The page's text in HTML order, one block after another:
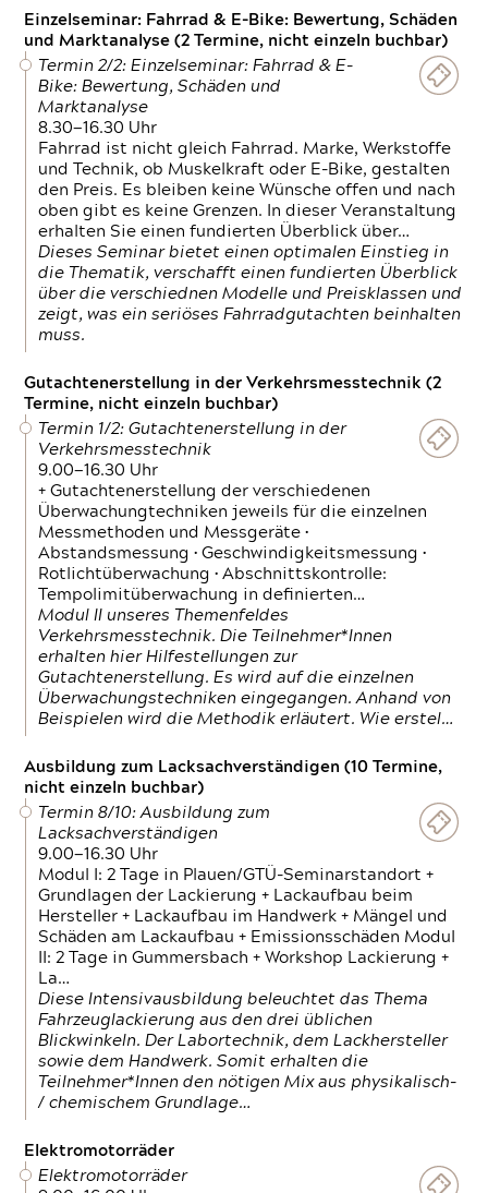
Einzelseminar: Fahrrad & E-Bike: Bewertung, Schäden
und Marktanalyse (2 Termine, nicht einzeln buchbar)
Termin 2/2: Einzelseminar: Fahrrad & E-
Bike: Bewertung, Schäden und
Marktanalyse
8.30—16.30 Uhr
Fahrrad ist nicht gleich Fahrrad. Marke, Werkstoffe
und Technik, ob Muskelkraft oder E-Bike, gestalten
den Preis. Es bleiben keine Wünsche offen und nach
oben gibt es keine Grenzen. In dieser Veranstaltung
erhalten Sie einen fundierten Überblick über…
Dieses Seminar bietet einen optimalen Einstieg in
die Thematik, verschafft einen fundierten Überblick
über die verschiednen Modelle und Preisklassen und
zeigt, was ein seriöses Fahrradgutachten beinhalten
muss.
Gutachtenerstellung in der Verkehrsmesstechnik (2
Termine, nicht einzeln buchbar)
Termin 1/2: Gutachtenerstellung in der
Verkehrsmesstechnik
9.00—16.30 Uhr
+ Gutachtenerstellung der verschiedenen
Überwachungtechniken jeweils für die einzelnen
Messmethoden und Messgeräte •
Abstandsmessung • Geschwindigkeitsmessung •
Rotlichtüberwachung • Abschnittskontrolle:
Tempolimitüberwachung in definierten…
Modul II unseres Themenfeldes
Verkehrsmesstechnik. Die Teilnehmer*Innen
erhalten hier Hilfestellungen zur
Gutachtenerstellung. Es wird auf die einzelnen
Überwachungstechniken eingegangen. Anhand von
Beispielen wird die Methodik erläutert. Wie erstel…
Ausbildung zum Lacksachverständigen (10 Termine,
nicht einzeln buchbar)
Termin 8/10: Ausbildung zum
Lacksachverständigen
9.00—16.30 Uhr
Modul I: 2 Tage in Plauen/GTÜ-Seminarstandort +
Grundlagen der Lackierung + Lackaufbau beim
Hersteller + Lackaufbau im Handwerk + Mängel und
Schäden am Lackaufbau + Emissionsschäden Modul
II: 2 Tage in Gummersbach + Workshop Lackierung +
La…
Diese Intensivausbildung beleuchtet das Thema
Fahrzeuglackierung aus den drei üblichen
Blickwinkeln. Der Labortechnik, dem Lackhersteller
sowie dem Handwerk. Somit erhalten die
Teilnehmer*Innen den nötigen Mix aus physikalisch-
/ chemischem Grundlage…
Elektromotorräder
Elektromotorräder